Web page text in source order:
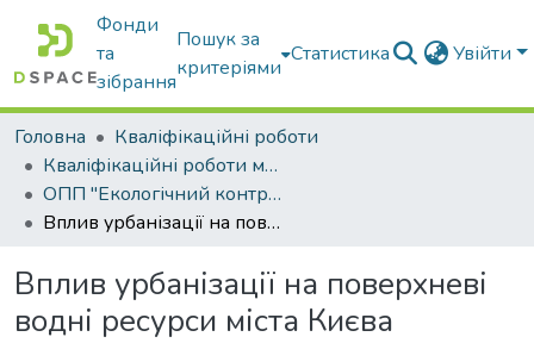
Фонди
та
зібрання
Пошук за
критеріями
Статистика Увійти
Головна
Кваліфікаційні роботи
Кваліфікаційні роботи магістрів
ОПП "Екологічний контроль та аудит"
Вплив урбанізації на поверхневі водні ресурси міста Києва
Вплив урбанізації на поверхневі
водні ресурси міста Києва